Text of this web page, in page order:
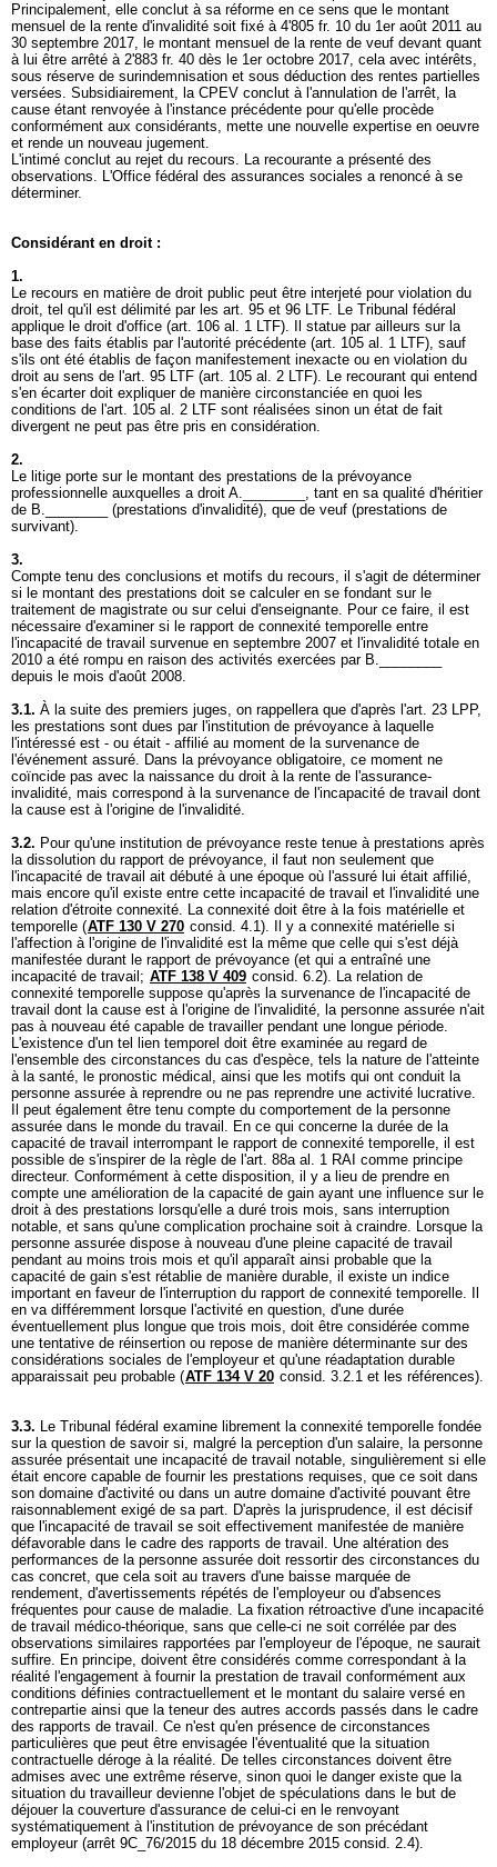
Principalement, elle conclut à sa réforme en ce sens que le montant
mensuel de la rente d'invalidité soit fixé à 4'805 fr. 10 du 1er août 2011 au
30 septembre 2017, le montant mensuel de la rente de veuf devant quant
à lui être arrêté à 2'883 fr. 40 dès le 1er octobre 2017, cela avec intérêts,
sous réserve de surindemnisation et sous déduction des rentes partielles
versées. Subsidiairement, la CPEV conclut à l'annulation de l'arrêt, la
cause étant renvoyée à l'instance précédente pour qu'elle procède
conformément aux considérants, mette une nouvelle expertise en oeuvre
et rende un nouveau jugement.
L'intimé conclut au rejet du recours. La recourante a présenté des
observations. L'Office fédéral des assurances sociales a renoncé à se
déterminer.
Considérant en droit :
1.
Le recours en matière de droit public peut être interjeté pour violation du
droit, tel qu'il est délimité par les art. 95 et 96 LTF. Le Tribunal fédéral
applique le droit d'office (art. 106 al. 1 LTF). Il statue par ailleurs sur la
base des faits établis par l'autorité précédente (art. 105 al. 1 LTF), sauf
s'ils ont été établis de façon manifestement inexacte ou en violation du
droit au sens de l'art. 95 LTF (art. 105 al. 2 LTF). Le recourant qui entend
s'en écarter doit expliquer de manière circonstanciée en quoi les
conditions de l'art. 105 al. 2 LTF sont réalisées sinon un état de fait
divergent ne peut pas être pris en considération.
2.
Le litige porte sur le montant des prestations de la prévoyance
professionnelle auxquelles a droit A.________, tant en sa qualité d'héritier
de B.________ (prestations d'invalidité), que de veuf (prestations de
survivant).
3.
Compte tenu des conclusions et motifs du recours, il s'agit de déterminer
si le montant des prestations doit se calculer en se fondant sur le
traitement de magistrate ou sur celui d'enseignante. Pour ce faire, il est
nécessaire d'examiner si le rapport de connexité temporelle entre
l'incapacité de travail survenue en septembre 2007 et l'invalidité totale en
2010 a été rompu en raison des activités exercées par B.________
depuis le mois d'août 2008.
3.1. À la suite des premiers juges, on rappellera que d'après l'art. 23 LPP,
les prestations sont dues par l'institution de prévoyance à laquelle
l'intéressé est - ou était - affilié au moment de la survenance de
l'événement assuré. Dans la prévoyance obligatoire, ce moment ne
coïncide pas avec la naissance du droit à la rente de l'assurance-
invalidité, mais correspond à la survenance de l'incapacité de travail dont
la cause est à l'origine de l'invalidité.
3.2. Pour qu'une institution de prévoyance reste tenue à prestations après
la dissolution du rapport de prévoyance, il faut non seulement que
l'incapacité de travail ait débuté à une époque où l'assuré lui était affilié,
mais encore qu'il existe entre cette incapacité de travail et l'invalidité une
relation d'étroite connexité. La connexité doit être à la fois matérielle et
temporelle (ATF 130 V 270 consid. 4.1). Il y a connexité matérielle si
l'affection à l'origine de l'invalidité est la même que celle qui s'est déjà
manifestée durant le rapport de prévoyance (et qui a entraîné une
incapacité de travail; ATF 138 V 409 consid. 6.2). La relation de
connexité temporelle suppose qu'après la survenance de l'incapacité de
travail dont la cause est à l'origine de l'invalidité, la personne assurée n'ait
pas à nouveau été capable de travailler pendant une longue période.
L'existence d'un tel lien temporel doit être examinée au regard de
l'ensemble des circonstances du cas d'espèce, tels la nature de l'atteinte
à la santé, le pronostic médical, ainsi que les motifs qui ont conduit la
personne assurée à reprendre ou ne pas reprendre une activité lucrative.
Il peut également être tenu compte du comportement de la personne
assurée dans le monde du travail. En ce qui concerne la durée de la
capacité de travail interrompant le rapport de connexité temporelle, il est
possible de s'inspirer de la règle de l'art. 88a al. 1 RAI comme principe
directeur. Conformément à cette disposition, il y a lieu de prendre en
compte une amélioration de la capacité de gain ayant une influence sur le
droit à des prestations lorsqu'elle a duré trois mois, sans interruption
notable, et sans qu'une complication prochaine soit à craindre. Lorsque la
personne assurée dispose à nouveau d'une pleine capacité de travail
pendant au moins trois mois et qu'il apparaît ainsi probable que la
capacité de gain s'est rétablie de manière durable, il existe un indice
important en faveur de l'interruption du rapport de connexité temporelle. Il
en va différemment lorsque l'activité en question, d'une durée
éventuellement plus longue que trois mois, doit être considérée comme
une tentative de réinsertion ou repose de manière déterminante sur des
considérations sociales de l'employeur et qu'une réadaptation durable
apparaissait peu probable (ATF 134 V 20 consid. 3.2.1 et les références).
3.3. Le Tribunal fédéral examine librement la connexité temporelle fondée
sur la question de savoir si, malgré la perception d'un salaire, la personne
assurée présentait une incapacité de travail notable, singulièrement si elle
était encore capable de fournir les prestations requises, que ce soit dans
son domaine d'activité ou dans un autre domaine d'activité pouvant être
raisonnablement exigé de sa part. D'après la jurisprudence, il est décisif
que l'incapacité de travail se soit effectivement manifestée de manière
défavorable dans le cadre des rapports de travail. Une altération des
performances de la personne assurée doit ressortir des circonstances du
cas concret, que cela soit au travers d'une baisse marquée de
rendement, d'avertissements répétés de l'employeur ou d'absences
fréquentes pour cause de maladie. La fixation rétroactive d'une incapacité
de travail médico-théorique, sans que celle-ci ne soit corrélée par des
observations similaires rapportées par l'employeur de l'époque, ne saurait
suffire. En principe, doivent être considérés comme correspondant à la
réalité l'engagement à fournir la prestation de travail conformément aux
conditions définies contractuellement et le montant du salaire versé en
contrepartie ainsi que la teneur des autres accords passés dans le cadre
des rapports de travail. Ce n'est qu'en présence de circonstances
particulières que peut être envisagée l'éventualité que la situation
contractuelle déroge à la réalité. De telles circonstances doivent être
admises avec une extrême réserve, sinon quoi le danger existe que la
situation du travailleur devienne l'objet de spéculations dans le but de
déjouer la couverture d'assurance de celui-ci en le renvoyant
systématiquement à l'institution de prévoyance de son précédant
employeur (arrêt 9C_76/2015 du 18 décembre 2015 consid. 2.4).